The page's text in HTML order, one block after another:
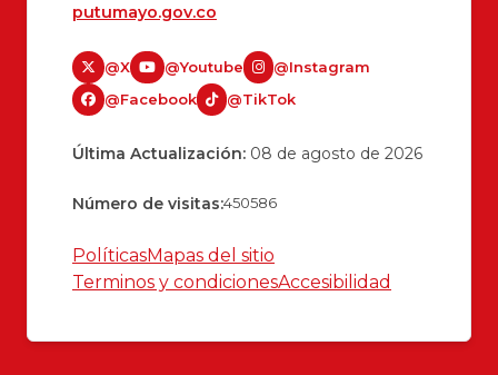
putumayo.gov.co
@X @Youtube
@Instagram
@Facebook
@TikTok
Última Actualización: 08 de agosto de 2026
Número de visitas:450586
PolíticasMapas del sitio
Terminos y condicionesAccesibilidad